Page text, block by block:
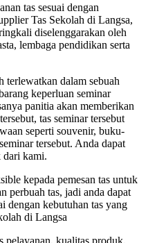
tas sesuai dengan
Tas Sekolah di Langsa,
diselenggarakan oleh
lembaga pendidikan serta
terlewatkan dalam sebuah
keperluan seminar
panitia akan memberikan
tas seminar tersebut
seperti souvenir, buku-
tersebut. Anda dapat
dari kami.
kepada pemesan tas untuk
perbuah tas, jadi anda dapat
dengan kebutuhan tas yang
di Langsa